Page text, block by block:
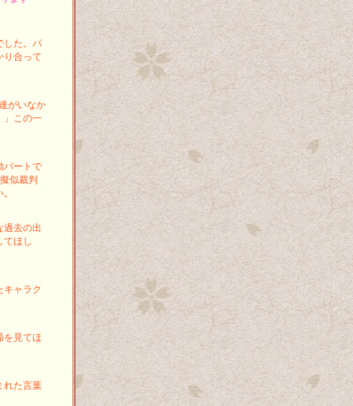
した。パ
り合って
がいなか
」この一
パートで
似裁判
過去の出
てほし
キャラク
を見てほ
れた言葉